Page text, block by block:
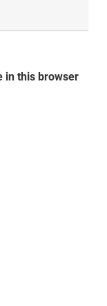
in this browser